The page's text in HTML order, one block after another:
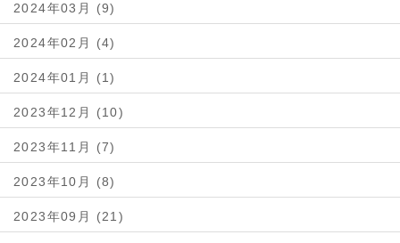
2024年03月 (9)
2024年02月 (4)
2024年01月 (1)
2023年12月 (10)
2023年11月 (7)
2023年10月 (8)
2023年09月 (21)